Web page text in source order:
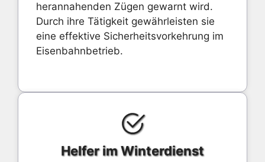
herannahenden Zügen gewarnt wird.
Durch ihre Tätigkeit gewährleisten sie
eine effektive Sicherheitsvorkehrung im
Eisenbahnbetrieb.
Helfer im Winterdienst